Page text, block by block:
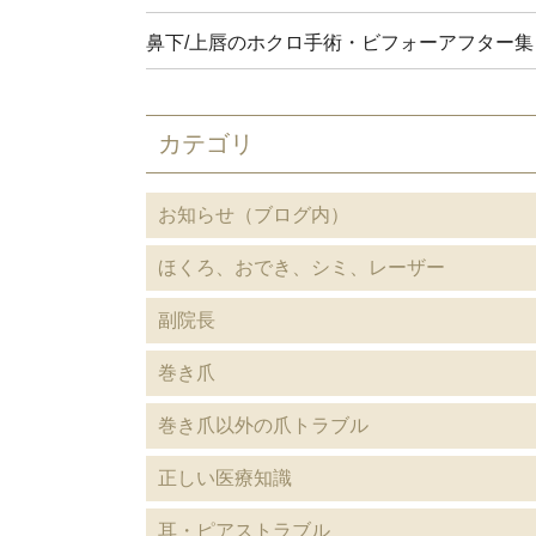
鼻下/上唇のホクロ手術・ビフォーアフター
カテゴリ
お知らせ（ブログ内）
ほくろ、おでき、シミ、レーザー
副院長
巻き爪
巻き爪以外の爪トラブル
正しい医療知識
耳・ピアストラブル